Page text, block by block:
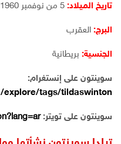
تاريخ الميلاد:
البرج: العقرب
الجنسية: بريطانية
سوينتون على إنستغرام:
explore/tags/tildaswinton
سوينتون على تويتر: